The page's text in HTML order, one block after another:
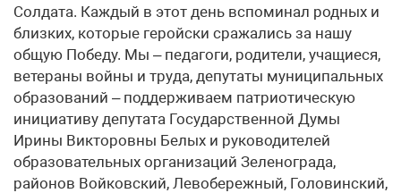
Солдата. Каждый в этот день вспоминал родных и
близких, которые геройски сражались за нашу
общую Победу. Мы – педагоги, родители, учащиеся,
ветераны войны и труда, депутаты муниципальных
образований – поддерживаем патриотическую
инициативу депутата Государственной Думы
Ирины Викторовны Белых и руководителей
образовательных организаций Зеленограда,
районов Войковский, Левобережный, Головинский,